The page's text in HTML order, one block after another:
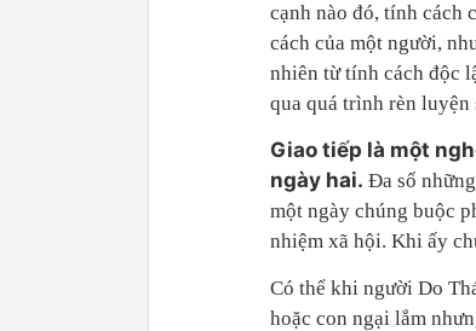
cạnh nào đó, tính cách
cách của một người,
nhiên từ tính cách độc
qua quá trình rèn luyện
Giao tiếp là một
ngày hai. Đa số
một ngày chúng buộc
nhiệm xã hội. Khi ấy
Có thể khi người Do
hoặc con ngại lắm